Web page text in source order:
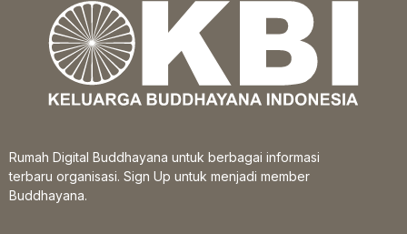
Rumah Digital Buddhayana untuk berbagai informasi
terbaru organisasi. Sign Up untuk menjadi member
Buddhayana.